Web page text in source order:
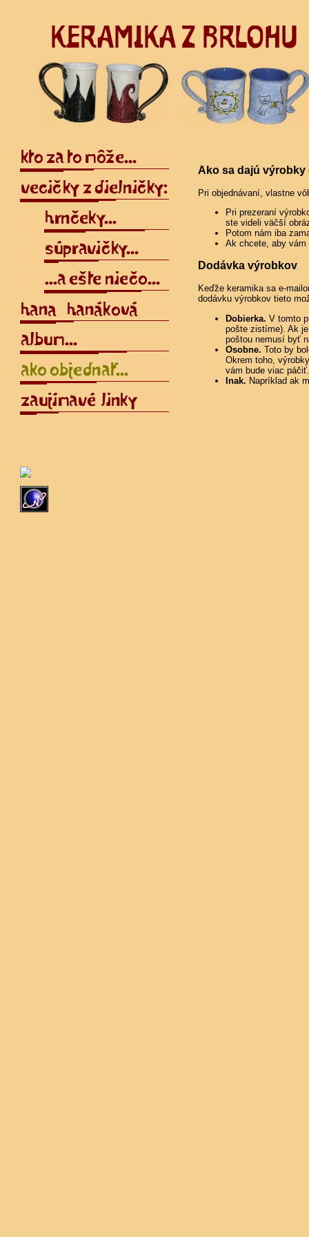
Ako sa dajú
Pri objednávaní, vlastne
Pri prezeraní
ste videli väčší
Potom nám iba
Ak chcete, aby vám
Dodávka výrobkov
Keďže keramika sa e-
dodávku výrobkov tieto
Dobierka. V tomto
pošte zistíme). Ak
poštou nemusí byť
Osobne. Toto by
Okrem toho,
vám bude viac
Inak. Napríklad ak